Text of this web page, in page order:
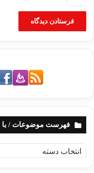
فهرست موضوعات / با
ه
ر